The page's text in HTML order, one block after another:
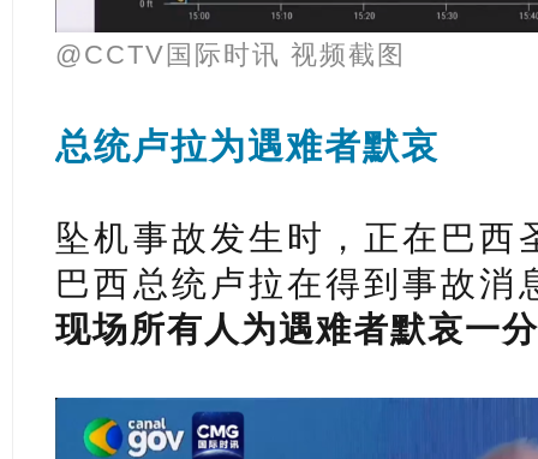
@CCTV国际时讯 视频截图
总统卢拉为遇难者默哀
坠机事故发生时，正在巴西
巴西总统卢拉在得到事故消
现场所有人为遇难者默哀一